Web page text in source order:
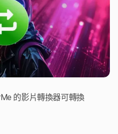
的影片轉換器可轉換